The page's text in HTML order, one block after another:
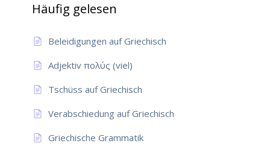
Häufig gelesen
Beleidigungen auf Griechisch
Adjektiv πολύς (viel)
Tschüss auf Griechisch
Verabschiedung auf Griechisch
Griechische Grammatik